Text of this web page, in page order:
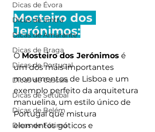
Dicas de Évora
Dicas de Sintra
Dicas de Amarante
Dicas de Braga
Dicas de Portugal
Dicas de Cascais
Dicas de Setúbal
Dicas de Belém
Dicas de Fátima
Mosteiro dos
Jerónimos:
O Mosteiro dos Jerónimos é
um dos mais importantes
monumentos de Lisboa e um
exemplo perfeito da arquitetura
manuelina, um estilo único de
Portugal que mistura
elementos góticos e